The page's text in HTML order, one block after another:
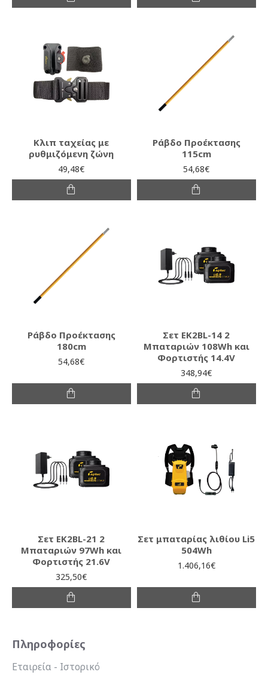
Κλιπ ταχείας με
ρυθμιζόμενη ζώνη
49,48€
Ράβδο Προέκτασης
115cm
54,68€
Ράβδο Προέκτασης
180cm
54,68€
Σετ EK2BL-14 2
Μπαταριών 108Wh και
Φορτιστής 14.4V
348,94€
Σετ EK2BL-21 2
Μπαταριών 97Wh και
Φορτιστής 21.6V
325,50€
Σετ μπαταρίας λιθίου Li5
504Wh
1.406,16€
Πληροφορίες
Εταιρεία - Ιστορικό